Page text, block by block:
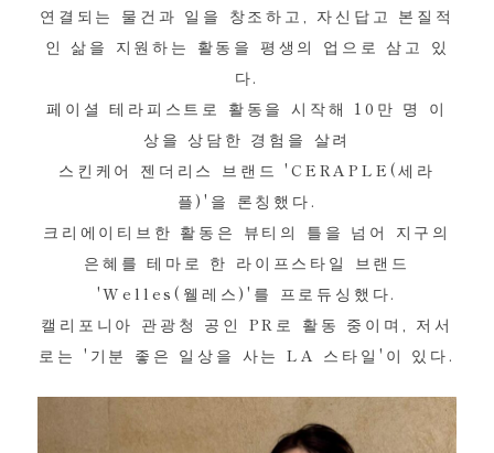
연결되는 물건과 일을 창조하고, 자신답고 본질적
인 삶을 지원하는 활동을 평생의 업으로 삼고 있
다.
페이셜 테라피스트로 활동을 시작해 10만 명 이
상을 상담한 경험을 살려
스킨케어 젠더리스 브랜드 'CERAPLE(세라
플)'을 론칭했다.
크리에이티브한 활동은 뷰티의 틀을 넘어 지구의
은혜를 테마로 한 라이프스타일 브랜드
'Welles(웰레스)'를 프로듀싱했다.
캘리포니아 관광청 공인 PR로 활동 중이며, 저서
로는 '기분 좋은 일상을 사는 LA 스타일'이 있다.